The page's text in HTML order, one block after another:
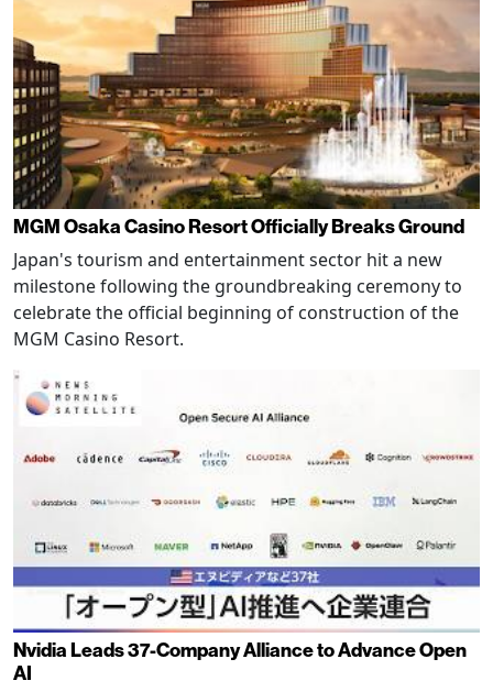
MGM Osaka Casino Resort Officially Breaks Ground
Japan's tourism and entertainment sector hit a new
milestone following the groundbreaking ceremony to
celebrate the official beginning of construction of the
MGM Casino Resort.
Nvidia Leads 37-Company Alliance to Advance Open
AI